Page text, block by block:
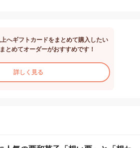
へギフトカードをまとめて購入したい
とめてオーダーがおすすめです！
詳しく見る